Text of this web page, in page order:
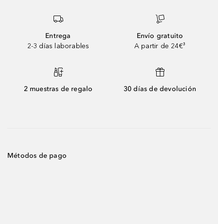
Entrega
2-3 días laborables
Envío gratuito
A partir de 24€³
2 muestras de regalo 30 días de devolución
Métodos de pago